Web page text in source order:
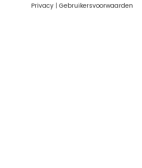
Privacy | Gebruikersvoorwaarden